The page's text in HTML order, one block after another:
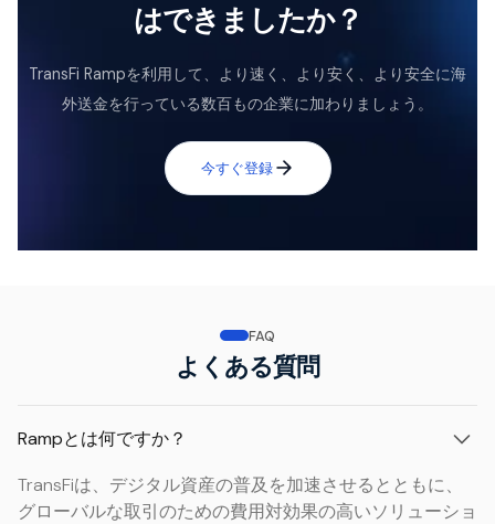
はできましたか？
TransFi Rampを利用して、より速く、より安く、より安全に海
外送金を行っている数百もの企業に加わりましょう。
今すぐ登録
FAQ
よくある質問
Rampとは何ですか？
TransFiは、デジタル資産の普及を加速させるとともに、
グローバルな取引のための費用対効果の高いソリューショ